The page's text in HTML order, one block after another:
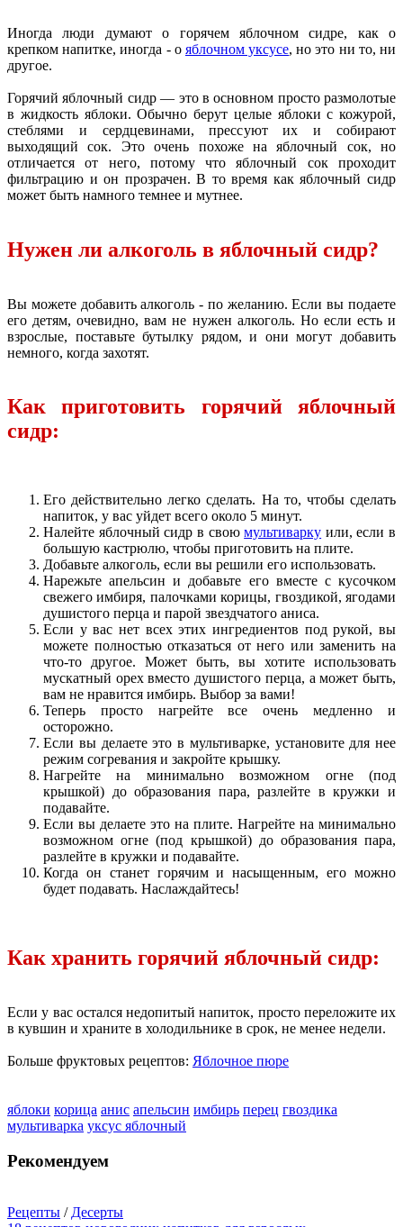
Иногда люди думают о горячем яблочном сидре, как о
крепком напитке, иногда - о яблочном уксусе, но это ни то, ни
другое.
Горячий яблочный сидр — это в основном просто размолотые
в жидкость яблоки. Обычно берут целые яблоки с кожурой,
стеблями и сердцевинами, прессуют их и собирают
выходящий сок. Это очень похоже на яблочный сок, но
отличается от него, потому что яблочный сок проходит
фильтрацию и он прозрачен. В то время как яблочный сидр
может быть намного темнее и мутнее.
Нужен ли алкоголь в яблочный сидр?
Вы можете добавить алкоголь - по желанию. Если вы подаете
его детям, очевидно, вам не нужен алкоголь. Но если есть и
взрослые, поставьте бутылку рядом, и они могут добавить
немного, когда захотят.
Как приготовить горячий яблочный
сидр:
Его действительно легко сделать. На то, чтобы сделать
напиток, у вас уйдет всего около 5 минут.
Налейте яблочный сидр в своюмультиварку или, если в
большую кастрюлю, чтобы приготовить на плите.
Добавьте алкоголь, если вы решили его использовать.
Нарежьте апельсин и добавьте его вместе с кусочком
свежего имбиря, палочками корицы, гвоздикой, ягодами
душистого перца и парой звездчатого аниса.
Если у вас нет всех этих ингредиентов под рукой, вы
можете полностью отказаться от него или заменить на
что-то другое. Может быть, вы хотите использовать
мускатный орех вместо душистого перца, а может быть,
вам не нравится имбирь. Выбор за вами!
Теперь просто нагрейте все очень медленно и
осторожно.
Если вы делаете это в мультиварке, установите для нее
режим согревания и закройте крышку.
Нагрейте на минимально возможном огне (под
крышкой) до образования пара, разлейте в кружки и
подавайте.
Если вы делаете это на плите. Нагрейте на минимально
возможном огне (под крышкой) до образования пара,
разлейте в кружки и подавайте.
Когда он станет горячим и насыщенным, его можно
будет подавать. Наслаждайтесь!
Как хранить горячий яблочный сидр:
Если у вас остался недопитый напиток, просто переложите их
в кувшин и храните в холодильнике в срок, не менее недели.
Больше фруктовых рецептов: Яблочное пюре
яблоки корица анис апельсин имбирь перец гвоздика
мультиварка уксус яблочный
Рекомендуем
Рецепты / Десерты